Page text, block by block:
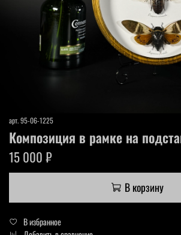
арт.95-06-1225
Композиция в рамке на
15 000 ₽
В корзину
В избранное